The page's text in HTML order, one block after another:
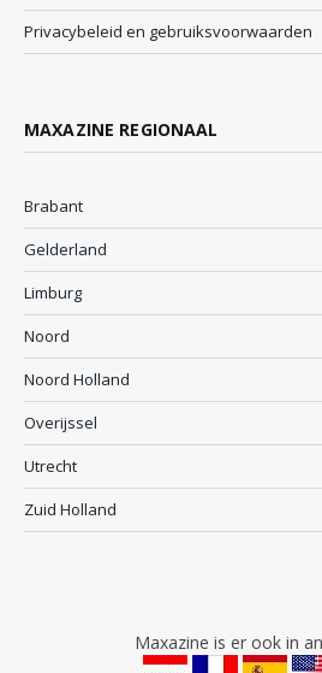
Privacybeleid en gebruiksvoorwaarden
MAXAZINE REGIONAAL
Brabant
Gelderland
Limburg
Noord
Noord Holland
Overijssel
Utrecht
Zuid Holland
Maxazine is er ook in